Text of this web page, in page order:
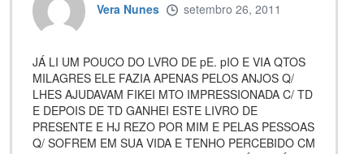
Vera Nunes setembro 26, 2011
JÁ LI UM POUCO DO LVRO DE pE. pIO E VIA QTOS
MILAGRES ELE FAZIA APENAS PELOS ANJOS Q/
LHES AJUDAVAM FIKEI MTO IMPRESSIONADA C/ TD
E DEPOIS DE TD GANHEI ESTE LIVRO DE
PRESENTE E HJ REZO POR MIM E PELAS PESSOAS
Q/ SOFREM EM SUA VIDA E TENHO PERCEBIDO CM